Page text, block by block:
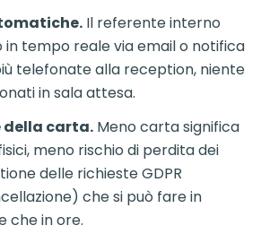
Il referente interno
in tempo reale via email o notifica
telefonate alla reception, niente
in sala attesa.
della carta. Meno carta significa
meno rischio di perdita dei
delle richieste GDPR
che si può fare in
che in ore.